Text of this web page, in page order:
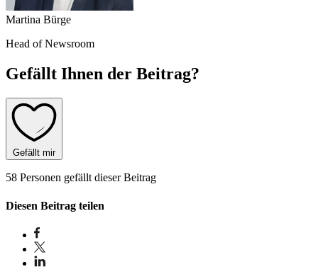
Martina Bürge
Head of Newsroom
Gefällt Ihnen der Beitrag?
Gefällt mir
58 Personen gefällt dieser Beitrag
Diesen Beitrag teilen